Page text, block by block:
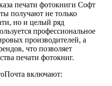
печати фотокниги Софт
получают не только
но и целый ряд
профессиональное
производителей, а
что позволяет
печати фотокниг.
включают: